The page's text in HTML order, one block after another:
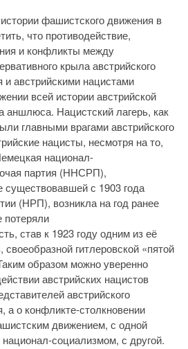
фашистского движения в
что противодействие,
и конфликты между
крыла австрийского
австрийскими нацистами
всей истории австрийской
аншлюса. Нацистский лагерь, как
главными врагами австрийского
нацисты, несмотря на то,
национал-
партия (ННСРП),
с 1903 года
(НРП), возникла на год ранее
потеряли
став к 1923 году одним из её
гитлеровской «пятой
образом можно уверенно
австрийских нацистов
австрийского
а о конфликте-столкновении
движением, с одной
социализмом, с другой.